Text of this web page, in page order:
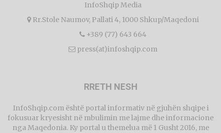
InfoShqip Media
Rr.Stole Naumov, Pallati 4, 1000 Shkup/Maqedoni
+389 (77) 643 664
press(at)infoshqip.com
RRETH NESH
InfoShqip.com është portal informativ në gjuhën shqipe i
fokusuar kryesisht në mbulimin me lajme dhe informacione
nga Maqedonia. Ky portal u themelua më 1 Gusht 2016, me